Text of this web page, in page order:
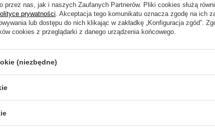
Napisz swoją opinię
Twoja ocena:
5/5
przez nas, jak i naszych Zaufanych Partnerów. Pliki cookies służą
prywatności . Akceptacja tego komunikatu oznacza zgodę na ich
lub dostępu do nich klikając w zakładkę „Konfiguracja zgód”.
cookies z przeglądarki z danego urządzenia końcowego.
(niezbędne)